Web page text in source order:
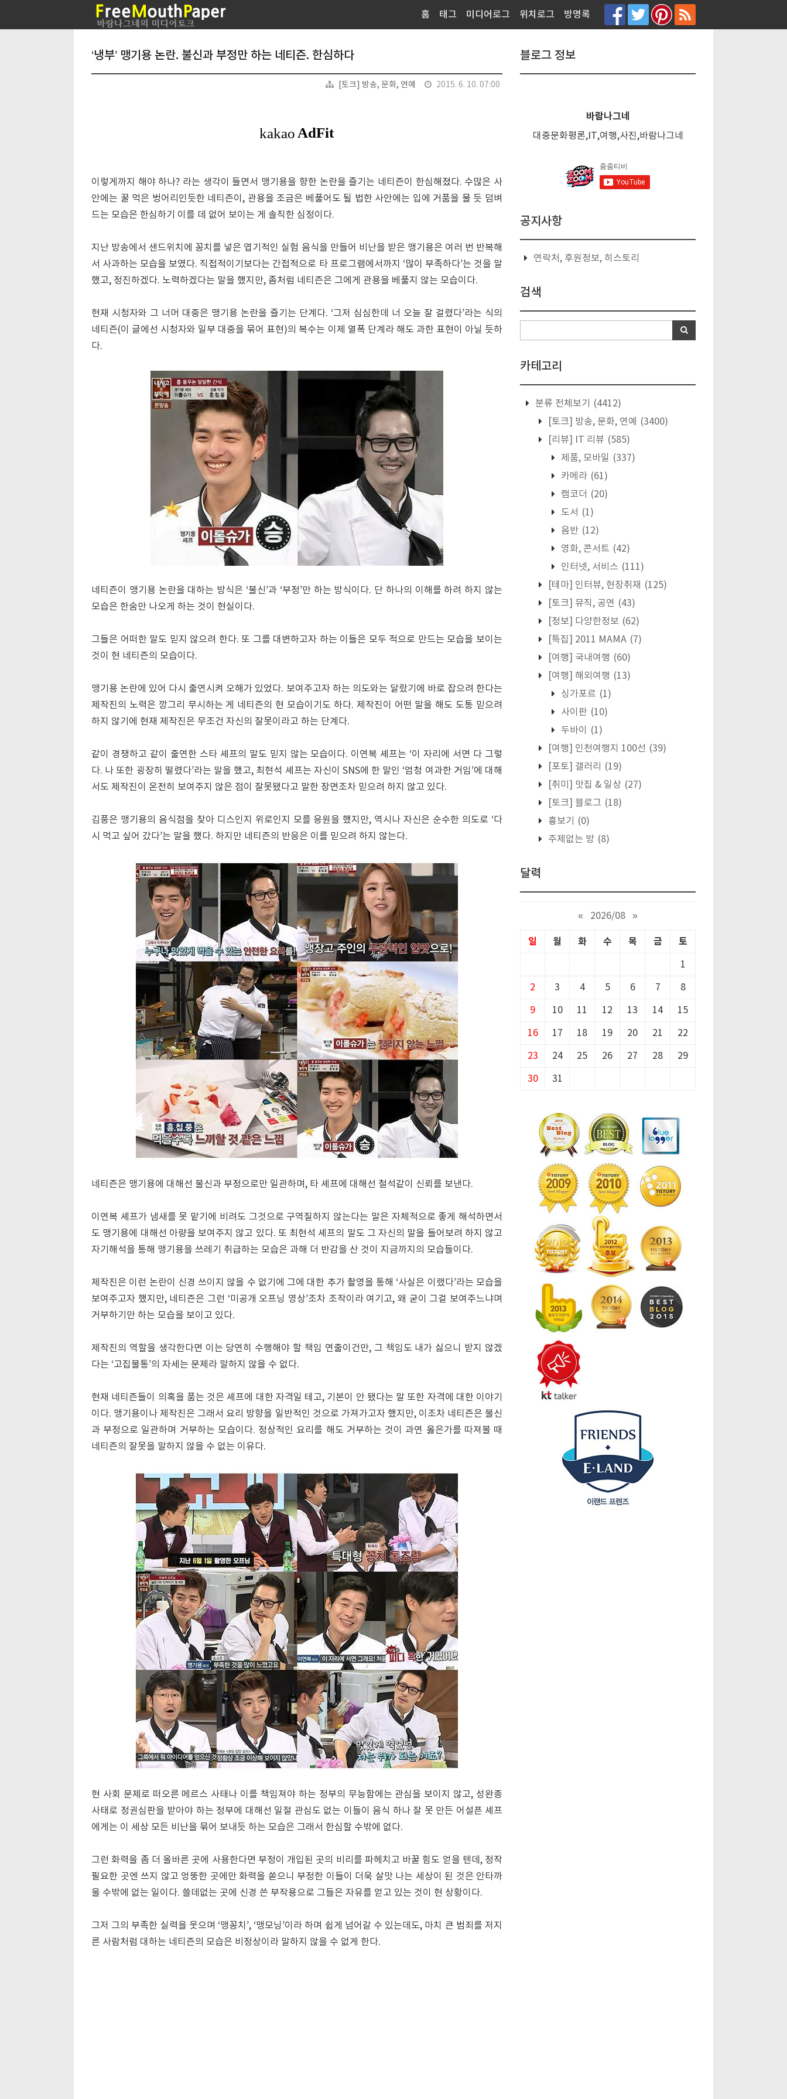
홈 태그 미디어로그 위치로그 방명록
‘냉부’ 맹기용 논란. 불신과 부정만 하는 네티즌. 한심하다
[토크] 방송, 문화, 연예 2015. 6. 10. 07:00
이렇게까지 해야 하나? 라는 생각이 들면서 맹기용을 향한 논란을 즐기는 네티즌이 한심해졌다. 수많은 사
안에는 꿀 먹은 벙어리인듯한 네티즌이, 관용을 조금은 베풀어도 될 법한 사안에는 입에 거품을 물 듯 덤벼
드는 모습은 한심하기 이를 데 없어 보이는 게 솔직한 심정이다.
지난 방송에서 샌드위치에 꽁치를 넣은 엽기적인 실험 음식을 만들어 비난을 받은 맹기용은 여러 번 반복해
서 사과하는 모습을 보였다. 직접적이기보다는 간접적으로 타 프로그램에서까지 ‘많이 부족하다’는 것을 말
했고, 정진하겠다. 노력하겠다는 말을 했지만, 좀처럼 네티즌은 그에게 관용을 베풀지 않는 모습이다.
현재 시청자와 그 너머 대중은 맹기용 논란을 즐기는 단계다. ‘그저 심심한데 너 오늘 잘 걸렸다’라는 식의
네티즌(이 글에선 시청자와 일부 대중을 묶어 표현)의 복수는 이제 열폭 단계라 해도 과한 표현이 아닐 듯하
다.
네티즌이 맹기용 논란을 대하는 방식은 ‘불신’과 ‘부정’만 하는 방식이다. 단 하나의 이해를 하려 하지 않는
모습은 한숨만 나오게 하는 것이 현실이다.
그들은 어떠한 말도 믿지 않으려 한다. 또 그를 대변하고자 하는 이들은 모두 적으로 만드는 모습을 보이는
것이 현 네티즌의 모습이다.
맹기용 논란에 있어 다시 출연시켜 오해가 있었다. 보여주고자 하는 의도와는 달랐기에 바로 잡으려 한다는
제작진의 노력은 깡그리 무시하는 게 네티즌의 현 모습이기도 하다. 제작진이 어떤 말을 해도 도통 믿으려
하지 않기에 현재 제작진은 무조건 자신의 잘못이라고 하는 단계다.
같이 경쟁하고 같이 출연한 스타 셰프의 말도 믿지 않는 모습이다. 이연복 셰프는 ‘이 자리에 서면 다 그렇
다. 나 또한 굉장히 떨렸다’라는 말을 했고, 최현석 셰프는 자신이 SNS에 한 말인 ‘엄청 여과한 거임’에 대해
서도 제작진이 온전히 보여주지 않은 점이 잘못됐다고 말한 장면조차 믿으려 하지 않고 있다.
김풍은 맹기용의 음식점을 찾아 디스인지 위로인지 모를 응원을 했지만, 역시나 자신은 순수한 의도로 ‘다
시 먹고 싶어 갔다’는 말을 했다. 하지만 네티즌의 반응은 이를 믿으려 하지 않는다.
네티즌은 맹기용에 대해선 불신과 부정으로만 일관하며, 타 셰프에 대해선 철석같이 신뢰를 보낸다.
이연복 셰프가 냄새를 못 맡기에 비려도 그것으로 구역질하지 않는다는 말은 자체적으로 좋게 해석하면서
도 맹기용에 대해선 아량을 보여주지 않고 있다. 또 최현석 셰프의 말도 그 자신의 말을 들어보려 하지 않고
자기해석을 통해 맹기용을 쓰레기 취급하는 모습은 과해 더 반감을 산 것이 지금까지의 모습들이다.
제작진은 이런 논란이 신경 쓰이지 않을 수 없기에 그에 대한 추가 촬영을 통해 ‘사실은 이랬다’라는 모습을
보여주고자 했지만, 네티즌은 그런 ‘미공개 오프닝 영상’조차 조작이라 여기고, 왜 굳이 그걸 보여주느냐며
거부하기만 하는 모습을 보이고 있다.
제작진의 역할을 생각한다면 이는 당연히 수행해야 할 책임 연출이건만, 그 책임도 내가 싫으니 받지 않겠
다는 ‘고집불통’의 자세는 문제라 말하지 않을 수 없다.
현재 네티즌들이 의혹을 품는 것은 셰프에 대한 자격일 테고, 기본이 안 됐다는 말 또한 자격에 대한 이야기
이다. 맹기용이나 제작진은 그래서 요리 방향을 일반적인 것으로 가져가고자 했지만, 이조차 네티즌은 불신
과 부정으로 일관하며 거부하는 모습이다. 정상적인 요리를 해도 거부하는 것이 과연 옳은가를 따져볼 때
네티즌의 잘못을 말하지 않을 수 없는 이유다.
현 사회 문제로 떠오른 메르스 사태나 이를 책임져야 하는 정부의 무능함에는 관심을 보이지 않고, 성완종
사태로 정권심판을 받아야 하는 정부에 대해선 일절 관심도 없는 이들이 음식 하나 잘 못 만든 어설픈 셰프
에게는 이 세상 모든 비난을 묶어 보내듯 하는 모습은 그래서 한심할 수밖에 없다.
그런 화력을 좀 더 올바른 곳에 사용한다면 부정이 개입된 곳의 비리를 파헤치고 바꿀 힘도 얻을 텐데, 정작
필요한 곳엔 쓰지 않고 엉뚱한 곳에만 화력을 쏟으니 부정한 이들이 더욱 살맛 나는 세상이 된 것은 안타까
울 수밖에 없는 일이다. 쓸데없는 곳에 신경 쓴 부작용으로 그들은 자유를 얻고 있는 것이 현 상황이다.
그저 그의 부족한 실력을 웃으며 ‘맹꽁치’, ‘맹모닝’이라 하며 쉽게 넘어갈 수 있는데도, 마치 큰 범죄를 저지
른 사람처럼 대하는 네티즌의 모습은 비정상이라 말하지 않을 수 없게 한다.
블로그 정보
바람나그네
대중문화평론,IT,여행,사진,바람나그네
공지사항
연락처, 후원정보, 히스토리
검색
카테고리
분류 전체보기
(4412)
[토크] 방송, 문화, 연예
(3400)
[리뷰] IT 리뷰 (585)
제품, 모바일 (337)
카메라 (61)
캠코더 (20)
도서 (1)
음반 (12)
영화, 콘서트 (42)
인터넷, 서비스 (111)
[테마] 인터뷰, 현장취재 (125)
[토크] 뮤직, 공연 (43)
[정보] 다양한정보 (62)
[특집] 2011 MAMA (7)
[여행] 국내여행 (60)
[여행] 해외여행 (13)
싱가포르 (1)
사이판 (10)
두바이
(1)
[여행] 인천여행지 100선 (39)
[포토] 갤러리
(19)
[취미] 맛집 & 일상 (27)
[토크] 블로그 (18)
흉보기
(0)
주제없는 방 (8)
달력
« 2026/08 »
일 월 화 수 목 금 토
1
2 3 4 5 6 7 8
9 10 11 12 13 14 15
16 17 18 19 20 21 22
23 24 25 26 27 28 29
30 31